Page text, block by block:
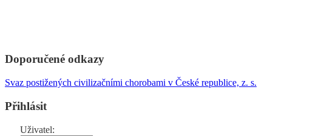
Doporučené odkazy
Svaz postižených civilizačními chorobami v České republice, z. s.
Přihlásit
Uživatel: